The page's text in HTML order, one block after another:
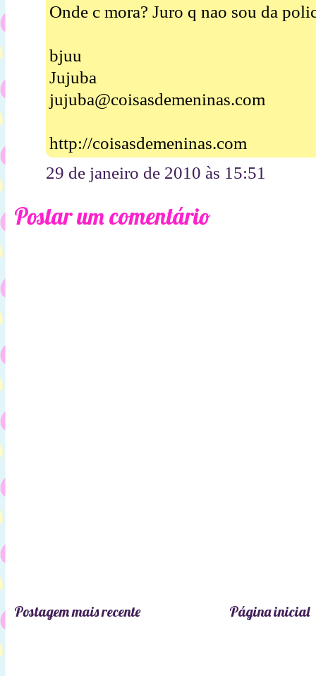
Onde c mora? Juro q nao sou da
bjuu
Jujuba
jujuba@coisasdemeninas.com
http://coisasdemeninas.com
29 de janeiro de 2010 às 15:51
Postar um comentário
Postagem mais recente Página inicial